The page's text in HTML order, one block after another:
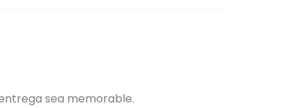
sea memorable.